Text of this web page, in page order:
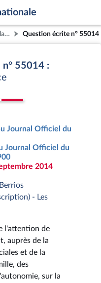
Question écrite n° 55014
55014 :
Journal Officiel du
Journal Officiel du
2014
- Les
l'attention de
auprès de la
et de la
des
sur la